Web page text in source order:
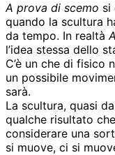
A prova di scemo si
quando la scultura
da tempo. In realtà
l’idea stessa dello
C’è un che di fisico
un possibile
sarà.
La scultura, quasi
qualche risultato
considerare una
si muove, ci si